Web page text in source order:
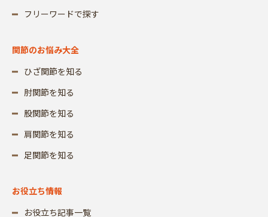
フリーワードで探す
関節のお悩み大全
ひざ関節を知る
肘関節を知る
股関節を知る
肩関節を知る
足関節を知る
お役立ち情報
お役立ち記事一覧